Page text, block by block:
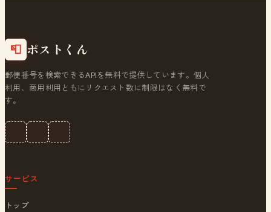
📮 ポストくん
郵便番号を検索できるAPIを無料で提供しています。個人
利用、商用利用ともにリクエスト数に制限はなく無料で
す。
サービス
トップ